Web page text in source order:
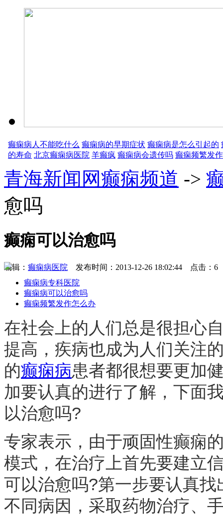
癫痫病人不能吃什么 癫痫病的早期症状 癫痫病是怎么引起的
的寿命 北京癫痫病医院 羊癫疯 癫痫病会遗传吗 癫痫频繁发
青海新闻网癫痫频道 ->
愈吗
癫痫可以治愈吗
编辑： 癫痫病医院 发布时间：2013-12-26 18:02:44 点击：6
癫痫病专科医院
癫痫病可以治愈吗
癫痫频繁发作怎么办
在社会上的人们总是很担心
提高，疾病也成为人们关注
的癫痫病患者都很想要更加
加要认真的进行了解，下面
以治愈吗?
专家表示，由于顽固性癫痫
模式，在治疗上首先要建立
可以治愈吗?第一步要认真
不同病因，采取药物治疗、